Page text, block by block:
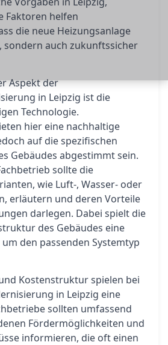
Faktoren helfen
die neue Heizungsanlage
sondern auch zukunftssicher
Aspekt der
in Leipzig ist die
Technologie.
hier eine nachhaltige
auf die spezifischen
Gebäudes abgestimmt sein.
sollte die
wie Luft-, Wasser- oder
erläutern und deren Vorteile
darlegen. Dabei spielt die
des Gebäudes eine
den passenden Systemtyp
Kostenstruktur spielen bei
in Leipzig eine
sollten umfassend
Fördermöglichkeiten und
informieren, die oft einen